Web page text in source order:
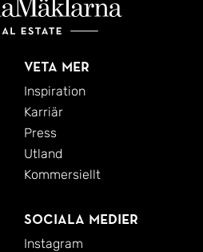
Veta mer
Inspiration
Karriär
Press
Utland
Kommersiellt
Sociala medier
Instagram